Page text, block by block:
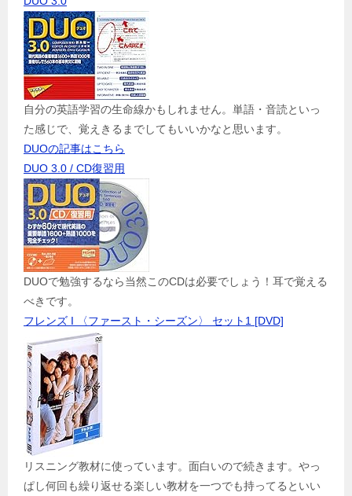
自分の英語学習の生命線かもしれません。単語・音読といっ
た感じで、覚えきるまでしてもいいかなと思います。
DUOの記事はこちら
DUO 3.0 / CD復習用
DUOで勉強するなら当然このCDは必要でしょう！耳で覚える
べきです。
フレンズ I 〈ファースト・シーズン〉 セット1 [DVD]
リスニング教材に使っています。面白いので続きます。やっ
ぱし何回も繰り返せる楽しい教材を一つでも持ってるといい